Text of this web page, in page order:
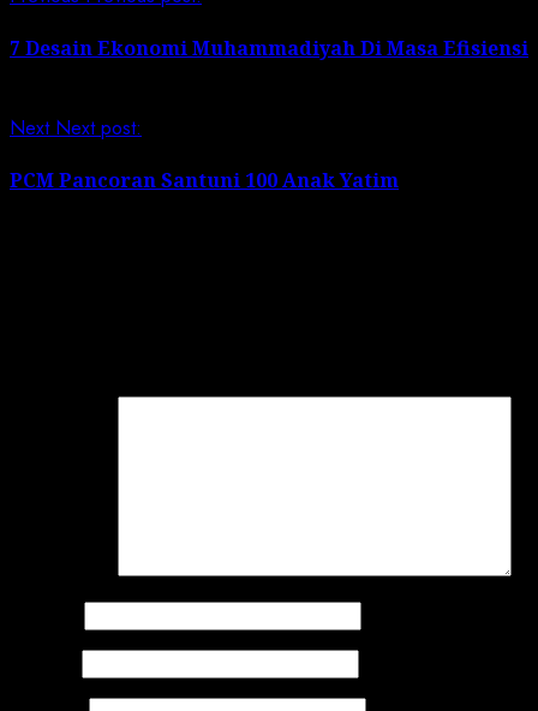
7 Desain Ekonomi Muhammadiyah Di Masa Efisiensi
Next Next post:
PCM Pancoran Santuni 100 Anak Yatim